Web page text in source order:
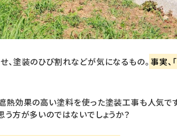
、塗装のひび割れなどが気になるもの。 事実、
熱効果の高い塗料を使った塗装工事も人気で
方が多いのではないでしょうか？